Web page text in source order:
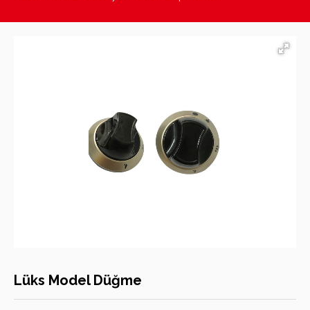
Hasan Kara Endüstriyel Mutfak Ekipmanları
Lüks Model Düğme